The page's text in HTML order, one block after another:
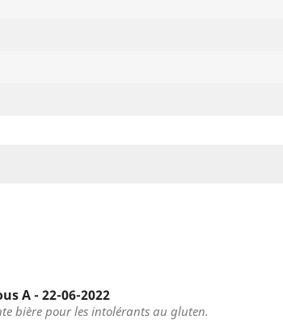
A - 22-06-2022
bière pour les intolérants au gluten.